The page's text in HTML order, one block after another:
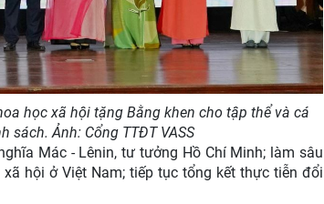
học xã hội tặng Bằng khen cho tập thể và cá
sách. Ảnh: Cổng TTĐT VASS
Mác - Lênin, tư tưởng Hồ Chí Minh; làm sâu
hội ở Việt Nam; tiếp tục tổng kết thực tiễn đổi